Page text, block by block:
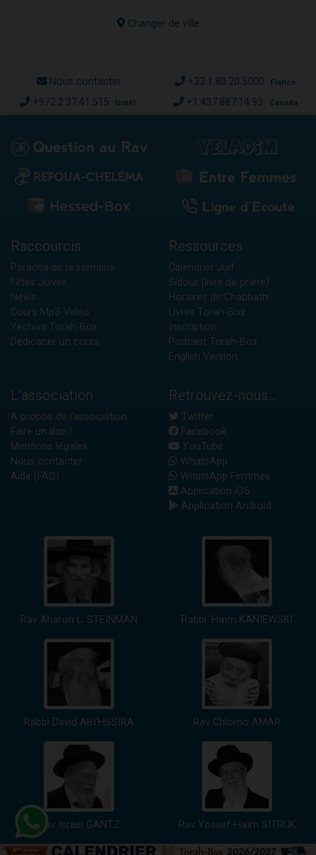
Changer de ville
Nous contacter +33.1.80.20.5000 France
+972.2.37.41.515 Israël +1.437.887.14.93 Canada
Raccourcis
Paracha de la semaine
Fêtes Juives
News
Cours Mp3-Vidéo
Yéchiva Torah-Box
Dédicacer un cours
Ressources
Calendrier Juif
Sidour (livre de prière)
Horaires de Chabbath
Livres Torah-Box
Inscription
Podcast Torah-Box
English Version
L'association
A propos de l'association
Faire un don !
Mentions légales
Nous contacter
Aide (FAQ)
Retrouvez-nous...
Twitter
Facebook
YouTube
WhatsApp
WhatsApp Femmes
Application iOS
Application Android
Rav Aharon L. STEINMAN Rabbi 'Haïm KANIEWSKI
Rabbi David ABI'HSSIRA Rav Chlomo AMAR
Rav Israël GANTZ Rav Yossef-Haïm SITRUK